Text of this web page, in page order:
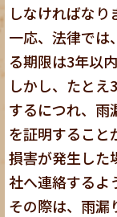
しなければなり
一応、法律では
る期限は3年以
しかし、たとえ
するにつれ、雨
を証明すること
損害が発生した
社へ連絡するよ
その際は、雨漏